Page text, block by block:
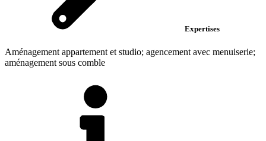
Expertises
Aménagement appartement et studio; agencement avec menuiserie;
aménagement sous comble